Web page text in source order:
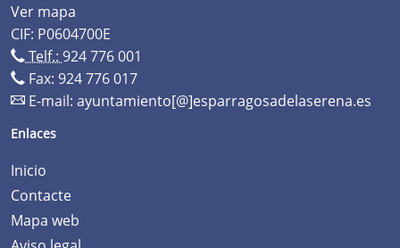
Ver mapa
CIF: P0604700E
Telf.: 924 776 001
Fax: 924 776 017
E-mail: ayuntamiento[@]esparragosadelaserena.es
Enlaces
Inicio
Contacte
Mapa web